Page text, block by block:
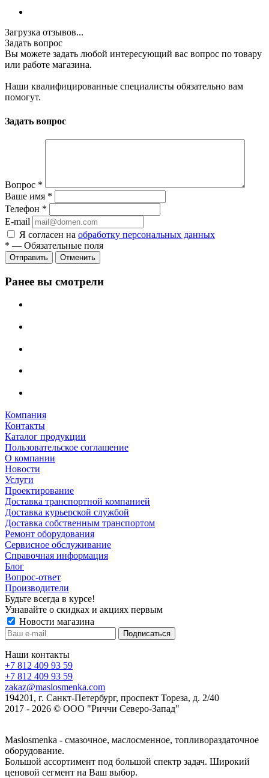
Загрузка отзывов...
Задать вопрос
Вы можете задать любой интересующий вас вопрос по товару
или работе магазина.
Наши квалифицированные специалисты обязательно вам
помогут.
Задать вопрос
Вопрос *
Ваше имя *
Телефон *
E-mail
Я согласен на обработку персональных данных
* — Обязательные поля
Отменить
Ранее вы смотрели
Компания
Контакты
Каталог продукции
Пользовательское соглашение
О компании
Новости
Услуги
Проектирование
Доставка транспортной компанией
Доставка курьерской службой
Доставка собственным транспортом
Ремонт оборудования
Сервисное обслуживание
Справочная информация
Блог
Вопрос-ответ
Производители
Будьте всегда в курсе!
Узнавайте о скидках и акциях первым
Новости магазина
Наши контакты
+7 812 409 93 59
+7 812 409 93 59
zakaz@maslosmenka.com
194201, г. Санкт-Петербург, проспект Тореза, д. 2/40
2017 - 2026 © ООО "Риччи Северо-Запад"
Maslosmenka - смазочное, маслосменное, топливораздаточное
оборудование.
Большой ассортимент под большой спектр задач. Широкий
ценовой сегмент на Ваш выбор.